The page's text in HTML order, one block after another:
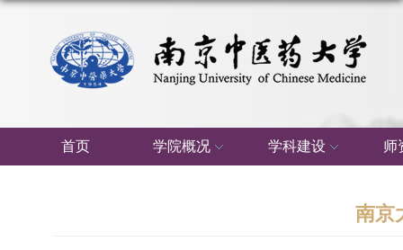
首页 学院概况 学科建设 师
南京